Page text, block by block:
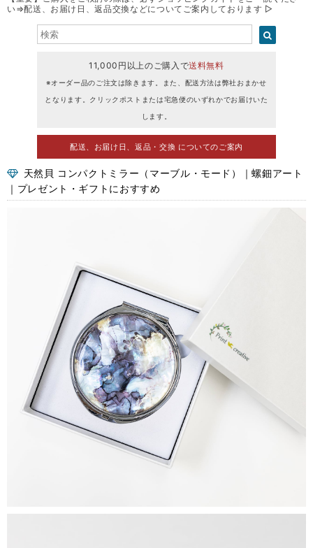
い⇒配送、お届け日、返品交換などについてご案内しております ▷
11,000円以上のご購入で送料無料
※オーダー品のご注文は除きます。また、配送方法は弊社おまかせ
となります。クリックポストまたは宅急便のいずれかでお届けいた
します。
配送、お届け日、返品・交換 についてのご案内
天然貝 コンパクトミラー（マーブル・モード）｜螺鈿アート
｜プレゼント・ギフトにおすすめ